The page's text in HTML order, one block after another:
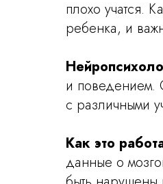
плохо учатся.
ребенка, и
и поведением.
с различными
Как это
данные о